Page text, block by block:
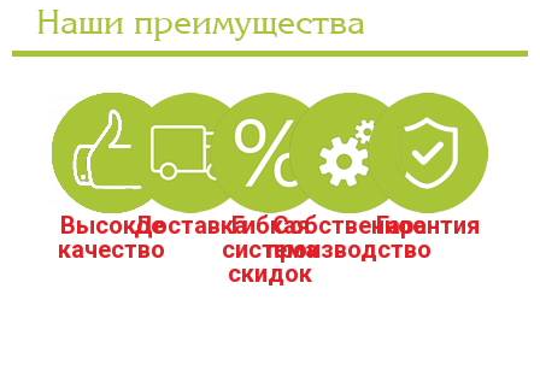
Наши преимущества
Высокое
качество
ДоставкаГибкая
система
скидок
Собственное
производство
Гарантия